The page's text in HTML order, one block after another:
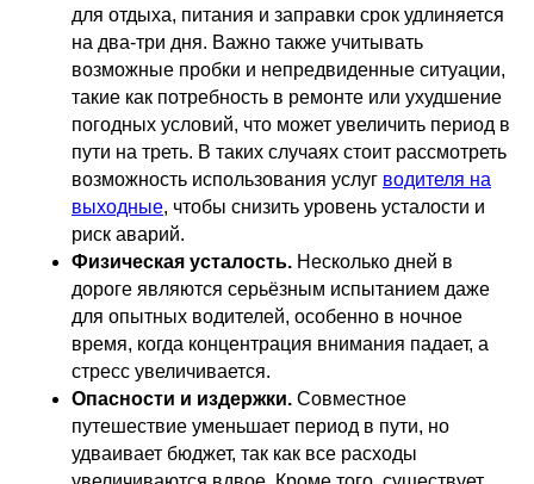
для отдыха, питания и заправки срок удлиняется
на два-три дня. Важно также учитывать
возможные пробки и непредвиденные ситуации,
такие как потребность в ремонте или ухудшение
погодных условий, что может увеличить период в
пути на треть. В таких случаях стоит рассмотреть
возможность использования услуг водителя на
выходные, чтобы снизить уровень усталости и
риск аварий.
Физическая усталость. Несколько дней в
дороге являются серьёзным испытанием даже
для опытных водителей, особенно в ночное
время, когда концентрация внимания падает, а
стресс увеличивается.
Опасности и издержки. Совместное
путешествие уменьшает период в пути, но
удваивает бюджет, так как все расходы